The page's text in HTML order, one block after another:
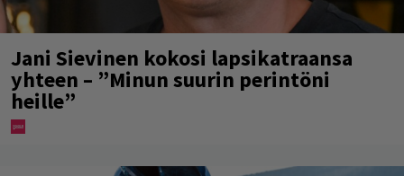
Jani Sievinen kokosi lapsikatraansa
yhteen – ”Minun suurin perintöni
heille”